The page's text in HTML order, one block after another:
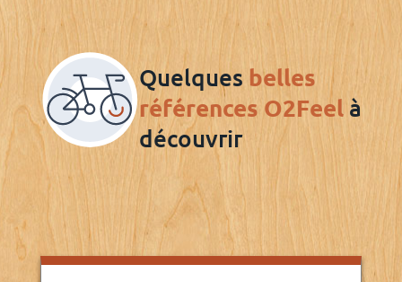
Quelques belles
références O2Feelà
découvrir